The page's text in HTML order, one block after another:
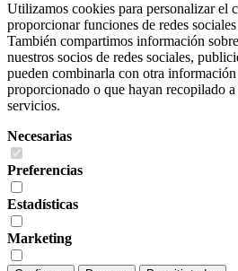
Utilizamos cookies para personalizar el
proporcionar funciones de redes
También compartimos información
nuestros socios de redes sociales,
pueden combinarla con otra información
proporcionado o que hayan recopilado
servicios.
Necesarias
Preferencias
Estadísticas
Marketing